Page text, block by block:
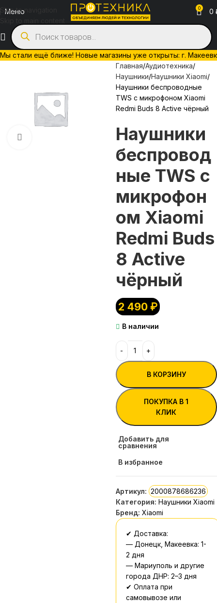
Skip to navigation
Мы стали ещё ближе! Новые магазины уже открыты: г.
Меню 0 0
Нажмите, чтобы увеличить
Главная Аудиотехника
Наушники Наушники Xiaomi
Наушники беспроводные
TWS с микрофоном Xiaomi
Redmi Buds 8 Active чёрный
Наушники
беспровод
ные TWS с
микрофон
ом Xiaomi
Redmi Buds
8 Active
чёрный
2 490₽
В наличии
В КОРЗИНУ
ПОКУПКА В 1
КЛИК
Добавить для
сравнения
В избранное
Артикул: 2000878686236
Категория: Наушники Xiaomi
Бренд: Xiaomi
✔ Доставка:
— Донецк, Макеевка: 1-
2 дня
— Мариуполь и другие
города ДНР: 2–3 дня
✔ Оплата при
самовывозе или